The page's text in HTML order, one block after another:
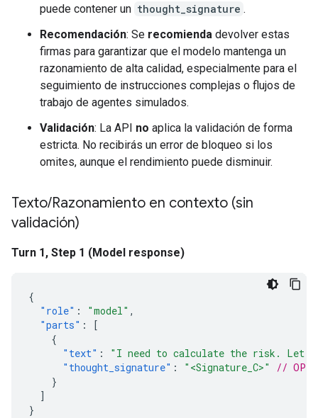
puede contener un thought_signature .
Recomendación: Se recomienda devolver estas
firmas para garantizar que el modelo mantenga un
razonamiento de alta calidad, especialmente para el
seguimiento de instrucciones complejas o flujos de
trabajo de agentes simulados.
Validación: La API no aplica la validación de forma
estricta. No recibirás un error de bloqueo si los
omites, aunque el rendimiento puede disminuir.
Texto/Razonamiento en contexto (sin
validación)
Turn 1, Step 1 (Model response)
{
"role" : "model" ,
"parts" :
[
{
"text" :
"I need to calculate the risk. Let
"thought_signature" : "<Signature_C>"
//
}
]
}